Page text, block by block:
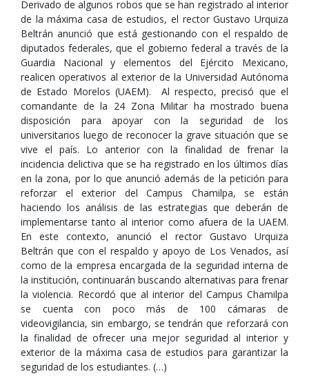
Derivado de algunos robos que se han registrado al interior
de la máxima casa de estudios, el rector Gustavo Urquiza
Beltrán anunció que está gestionando con el respaldo de
diputados federales, que el gobierno federal a través de la
Guardia Nacional y elementos del Ejército Mexicano,
realicen operativos al exterior de la Universidad Autónoma
de Estado Morelos (UAEM). Al respecto, precisó que el
comandante de la 24 Zona Militar ha mostrado buena
disposición para apoyar con la seguridad de los
universitarios luego de reconocer la grave situación que se
vive el país. Lo anterior con la finalidad de frenar la
incidencia delictiva que se ha registrado en los últimos días
en la zona, por lo que anunció además de la petición para
reforzar el exterior del Campus Chamilpa, se están
haciendo los análisis de las estrategias que deberán de
implementarse tanto al interior como afuera de la UAEM.
En este contexto, anunció el rector Gustavo Urquiza
Beltrán que con el respaldo y apoyo de Los Venados, así
como de la empresa encargada de la seguridad interna de
la institución, continuarán buscando alternativas para frenar
la violencia. Recordó que al interior del Campus Chamilpa
se cuenta con poco más de 100 cámaras de
videovigilancia, sin embargo, se tendrán que reforzará con
la finalidad de ofrecer una mejor seguridad al interior y
exterior de la máxima casa de estudios para garantizar la
seguridad de los estudiantes. (…)